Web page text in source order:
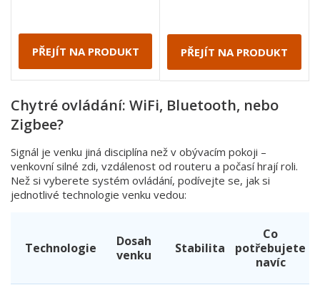
PŘEJÍT NA PRODUKT PŘEJÍT NA PRODUKT
Chytré ovládání: WiFi, Bluetooth, nebo
Zigbee?
Signál je venku jiná disciplína než v obývacím pokoji –
venkovní silné zdi, vzdálenost od routeru a počasí hrají roli.
Než si vyberete systém ovládání, podívejte se, jak si
jednotlivé technologie venku vedou:
Technologie
Dosah
venku
Stabilita
Co
potřebujete
navíc